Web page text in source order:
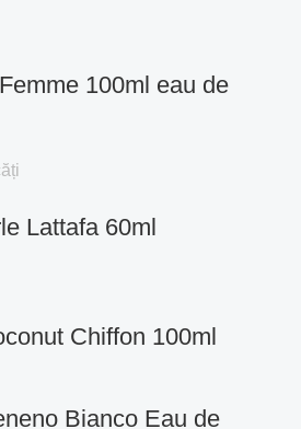
100ml eau de
Lattafa 60ml
Chiffon 100ml
Bianco Eau de